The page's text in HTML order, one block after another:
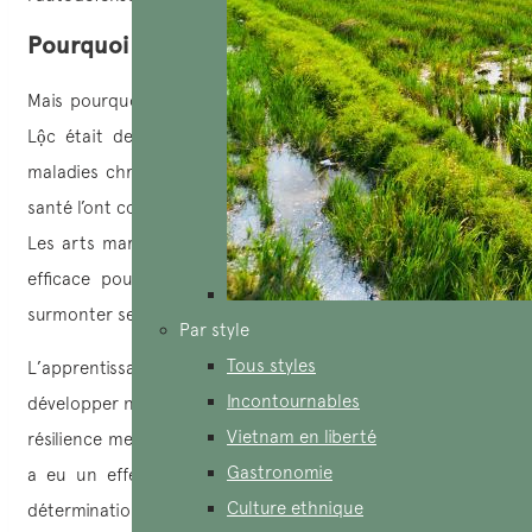
Par style
Tous styles
Incontournables
Vietnam en liberté
Gastronomie
Culture ethnique
Pourquoi créer le Vovinam ?
Mais pourquoi a-il créé le Vovinam ? Et bien, car Nguyễn
Lộc était de constitution fragile et souffrait de diverses
maladies chroniques dès son enfance. Ses problèmes de
santé l’ont conduit à chercher des moyens de se renforcer.
Les arts martiaux lui ont alors semblé être une méthode
efficace pour améliorer sa condition physique et pour
surmonter ses faiblesses corporelles.
L’apprentissage des arts martiaux lui a permis de
développer non seulement sa force physique, mais aussi sa
résilience mentale. La pratique régulière des arts martiaux
a eu un effet bénéfique sur sa santé, et a renforcé sa
détermination à poursuivre son entraînement malgré les